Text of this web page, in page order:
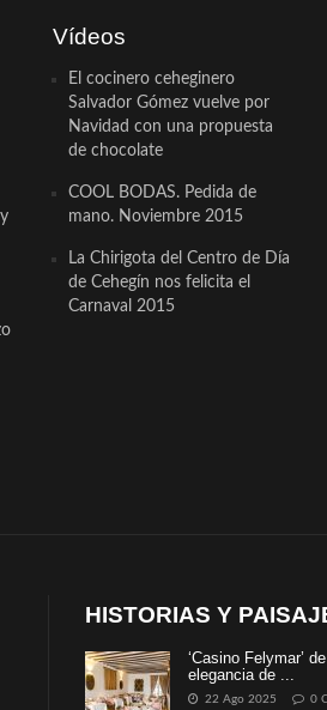
Vídeos
El cocinero ceheginero
Salvador Gómez vuelve por
Navidad con una propuesta
de chocolate
COOL BODAS. Pedida de
mano. Noviembre 2015
La Chirigota del Centro de Día
de Cehegín nos felicita el
Carnaval 2015
HISTORIAS Y
‘Casino Felymar’
elegancia de ...
22 Ago 2025 0